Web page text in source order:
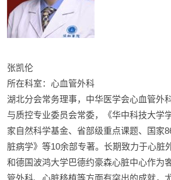
张凯伦
所在科室：心血管外科
湖北分会常务理事，中华医学会心血管外
与质控专业委员会常委，《华中科技大学
家自然科学基金、省部级重点课题、国家
脏病学》等10余部专著。长期致力于心
和德国波鸿大学巴德约豪森心脏中心作为
管外科、心脏移植等方面有突出的成就，